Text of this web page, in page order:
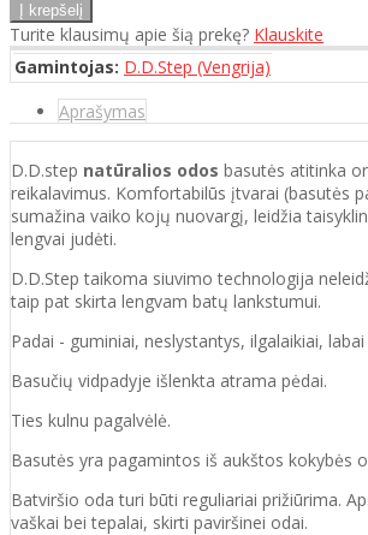
Turite klausimų apie šią prekę? Klauskite
Gamintojas: D.D.Step (Vengrija)
Aprašymas
D.D.step natūralios odos basutės atitinka
reikalavimus. Komfortabilūs įtvarai (basutės
sumažina vaiko kojų nuovargį, leidžia
lengvai judėti.
D.D.Step taikoma siuvimo technologija
taip pat skirta lengvam batų lankstumui.
Padai - guminiai, neslystantys, ilgalaikiai,
Basučių vidpadyje išlenkta atrama pėdai.
Ties kulnu pagalvėlė.
Basutės yra pagamintos iš aukštos kokybės
Batviršio oda turi būti reguliariai prižiūrima.
vaškai bei tepalai, skirti paviršinei odai.